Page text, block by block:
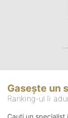
Gasește un
Ranking-ul îi
Cauți un specialist